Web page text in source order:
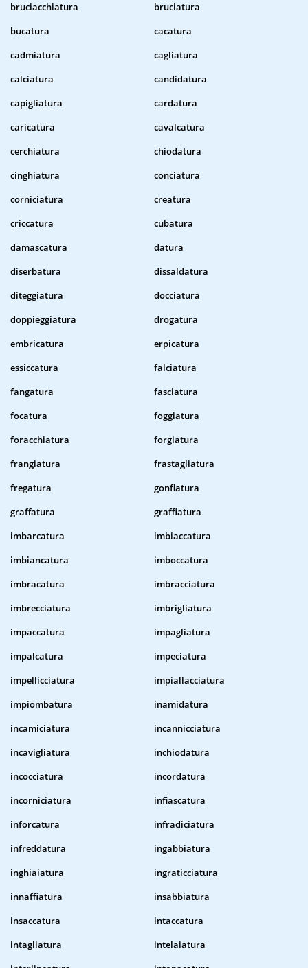
bruciacchiatura
bruciatura
bucatura
cacatura
cadmiatura
cagliatura
calciatura
candidatura
capigliatura
cardatura
caricatura
cavalcatura
cerchiatura
chiodatura
cinghiatura
conciatura
corniciatura
creatura
criccatura
cubatura
damascatura
datura
diserbatura
dissaldatura
diteggiatura
docciatura
doppieggiatura
drogatura
embricatura
erpicatura
essiccatura
falciatura
fangatura
fasciatura
focatura
foggiatura
foracchiatura
forgiatura
frangiatura
frastagliatura
fregatura
gonfiatura
graffatura
graffiatura
imbarcatura
imbiaccatura
imbiancatura
imboccatura
imbracatura
imbracciatura
imbrecciatura
imbrigliatura
impaccatura
impagliatura
impalcatura
impeciatura
impellicciatura
impiallacciatura
impiombatura
inamidatura
incamiciatura
incannicciatura
incavigliatura
inchiodatura
incocciatura
incordatura
incorniciatura
infiascatura
inforcatura
infradiciatura
infreddatura
ingabbiatura
inghiaiatura
ingraticciatura
innaffiatura
insabbiatura
insaccatura
intaccatura
intagliatura
intelaiatura